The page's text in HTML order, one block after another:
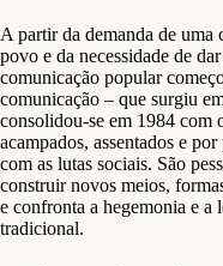
A partir da demanda de
povo e da necessidade de
comunicação popular
comunicação – que surgiu
consolidou-se em 1984 com
acampados, assentados e
com as lutas sociais. São
construir novos meios,
e confronta a hegemonia e a
tradicional.